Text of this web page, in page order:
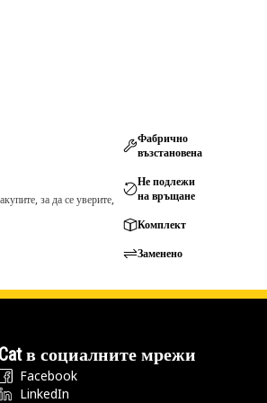
за да се уверите,
Фабрично
възстановена
Не подлежи
на връщане
Комплект
Заменено
Cat в социалните мрежи
Facebook
LinkedIn